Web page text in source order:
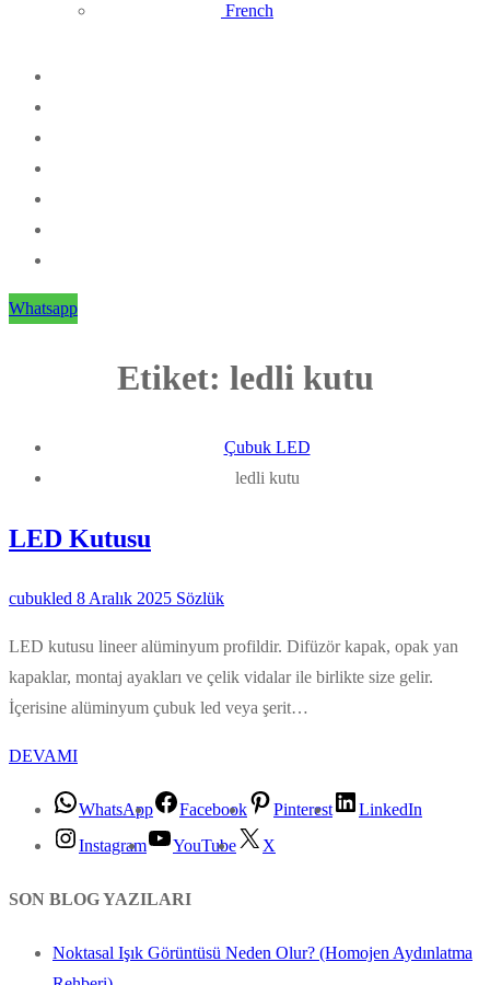
French
Whatsapp
Etiket: ledli kutu
Çubuk LED
ledli kutu
LED Kutusu
cubukled 8 Aralık 2025 Sözlük
LED kutusu lineer alüminyum profildir. Difüzör kapak, opak yan
kapaklar, montaj ayakları ve çelik vidalar ile birlikte size gelir.
İçerisine alüminyum çubuk led veya şerit…
DEVAMI
WhatsApp Facebook Pinterest
LinkedIn
Instagram
YouTube X
SON BLOG YAZILARI
Noktasal Işık Görüntüsü Neden Olur? (Homojen Aydınlatma